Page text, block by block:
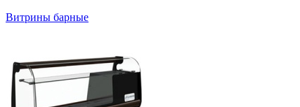
Витрины барные